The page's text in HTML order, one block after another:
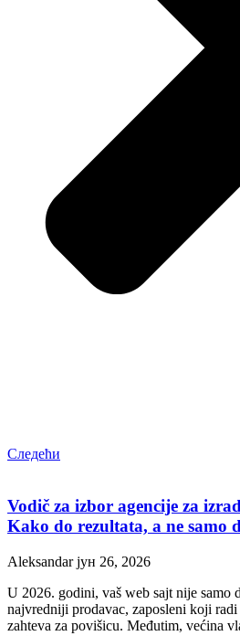
Следећи
Vodič za izbor agencije za
Kako do rezultata, a ne samo
Aleksandarјун 26, 2026
U 2026. godini, vaš web sajt nije samo
najvredniji prodavac, zaposleni koji
zahteva za povišicu. Međutim, većina